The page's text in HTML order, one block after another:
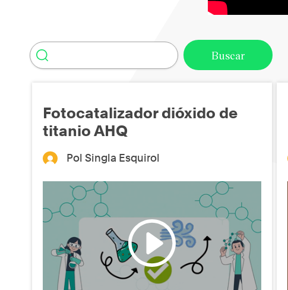
Fotocatalizador dióxido de
titanio AHQ
Pol Singla Esquirol